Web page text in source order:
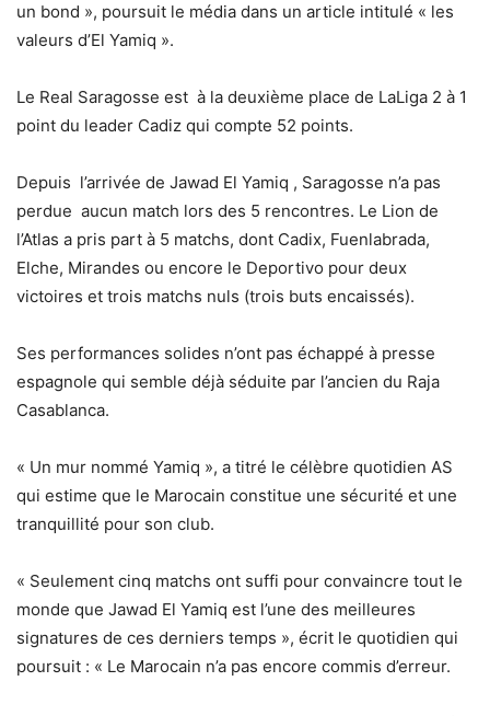
un bond », poursuit le média dans un article intitulé « les
valeurs d’El Yamiq ».
Le Real Saragosse est à la deuxième place de LaLiga 2 à 1
point du leader Cadiz qui compte 52 points.
Depuis l’arrivée de Jawad El Yamiq , Saragosse n’a pas
perdue aucun match lors des 5 rencontres. Le Lion de
l’Atlas a pris part à 5 matchs, dont Cadix, Fuenlabrada,
Elche, Mirandes ou encore le Deportivo pour deux
victoires et trois matchs nuls (trois buts encaissés).
Ses performances solides n’ont pas échappé à presse
espagnole qui semble déjà séduite par l’ancien du Raja
Casablanca.
« Un mur nommé Yamiq », a titré le célèbre quotidien AS
qui estime que le Marocain constitue une sécurité et une
tranquillité pour son club.
« Seulement cinq matchs ont suffi pour convaincre tout le
monde que Jawad El Yamiq est l’une des meilleures
signatures de ces derniers temps », écrit le quotidien qui
poursuit : « Le Marocain n’a pas encore commis d’erreur.